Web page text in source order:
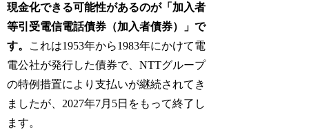
現金化できる可能性があるのが「加入者
等引受電信電話債券（加入者債券）」で
す。
これは1953年から1983年にかけて電
電公社が発行した債券で、NTTグループ
の特例措置により支払いが継続されてき
ましたが、2027年7月5日をもって終了し
ます。